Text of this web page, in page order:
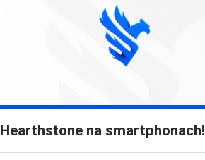
Hearthstone na smartphonach!